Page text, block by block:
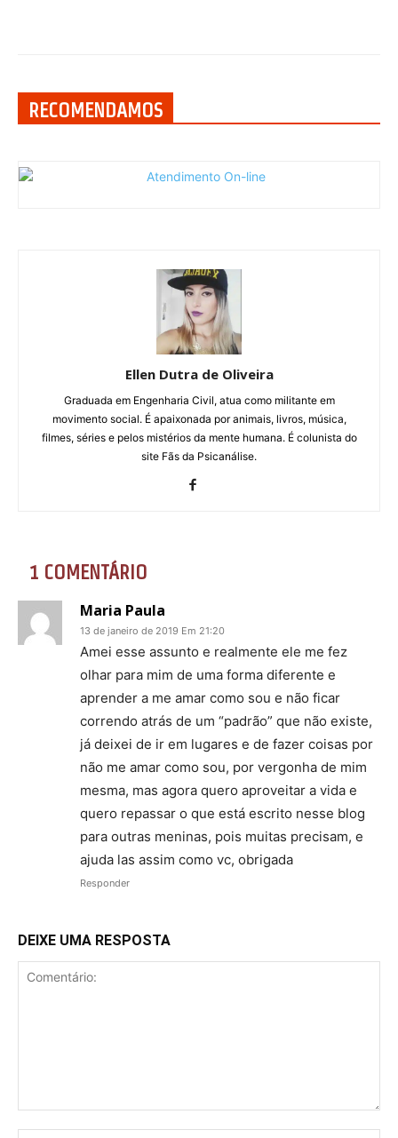
RECOMENDAMOS
Ellen Dutra de Oliveira
Graduada em Engenharia Civil, atua como militante em
movimento social. É apaixonada por animais, livros, música,
filmes, séries e pelos mistérios da mente humana. É colunista do
site Fãs da Psicanálise.
1 COMENTÁRIO
Maria Paula
13 de janeiro de 2019 Em 21:20
Amei esse assunto e realmente ele me fez
olhar para mim de uma forma diferente e
aprender a me amar como sou e não ficar
correndo atrás de um “padrão” que não existe,
já deixei de ir em lugares e de fazer coisas por
não me amar como sou, por vergonha de mim
mesma, mas agora quero aproveitar a vida e
quero repassar o que está escrito nesse blog
para outras meninas, pois muitas precisam, e
ajuda las assim como vc, obrigada
Responder
DEIXE UMA RESPOSTA